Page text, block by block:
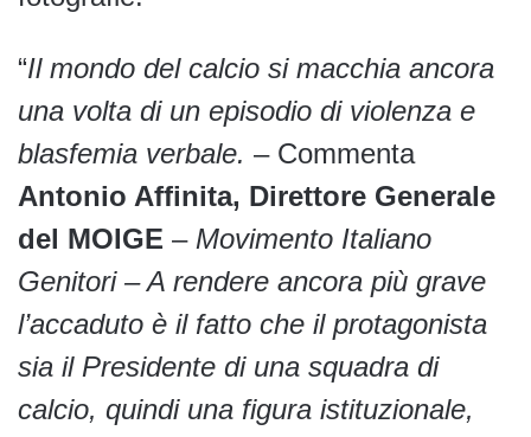
“Il mondo del calcio si macchia ancora
una volta di un episodio di violenza e
blasfemia verbale. – Commenta
Antonio Affinita, Direttore Generale
del MOIGE – Movimento Italiano
Genitori – A rendere ancora più grave
l’accaduto è il fatto che il protagonista
sia il Presidente di una squadra di
calcio, quindi una figura istituzionale,